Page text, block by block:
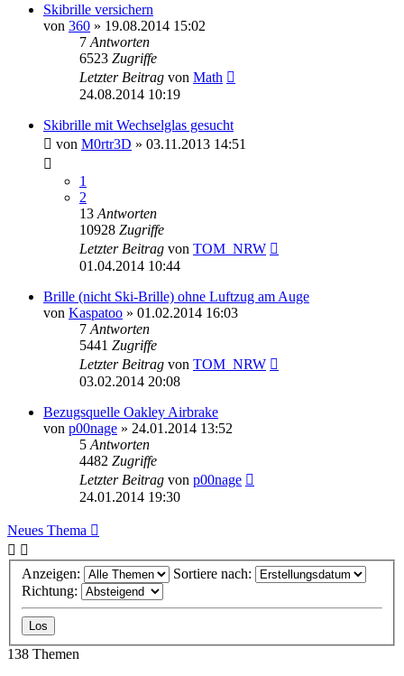
Skibrille versichern
von 360 » 19.08.2014 15:02
7 Antworten
6523 Zugriffe
Letzter Beitrag von Math
24.08.2014 10:19
Skibrille mit Wechselglas gesucht
von M0rtr3D » 03.11.2013 14:51
1
2
13 Antworten
10928 Zugriffe
Letzter Beitrag von TOM_NRW
01.04.2014 10:44
Brille (nicht Ski-Brille) ohne Luftzug am Auge
von Kaspatoo » 01.02.2014 16:03
7 Antworten
5441 Zugriffe
Letzter Beitrag von TOM_NRW
03.02.2014 20:08
Bezugsquelle Oakley Airbrake
von p00nage » 24.01.2014 13:52
5 Antworten
4482 Zugriffe
Letzter Beitrag von p00nage
24.01.2014 19:30
Neues Thema
Anzeigen:
Sortiere nach:
Richtung:
138 Themen